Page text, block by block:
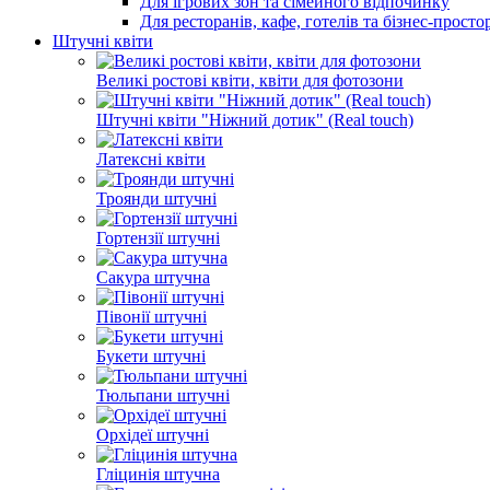
Для ресторанів, кафе, готелів та бізнес-
Штучні квіти
Великі ростові квіти, квіти для фотозони
Штучні квіти "Ніжний дотик" (Real touch)
Латексні квіти
Троянди штучні
Гортензії штучні
Сакура штучна
Півонії штучні
Букети штучні
Тюльпани штучні
Орхідеї штучні
Гліцинія штучна